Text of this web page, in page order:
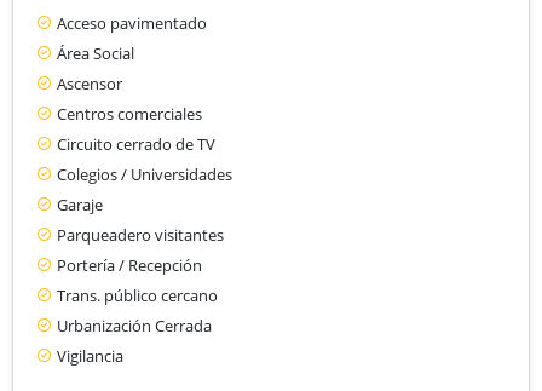
Acceso pavimentado
Área Social
Ascensor
Centros comerciales
Circuito cerrado de TV
Colegios / Universidades
Garaje
Parqueadero visitantes
Portería / Recepción
Trans. público cercano
Urbanización Cerrada
Vigilancia